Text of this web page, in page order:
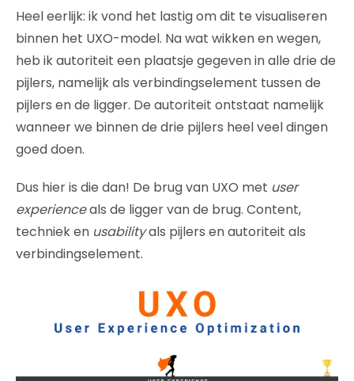
Heel eerlijk: ik vond het lastig om dit te visualiseren
binnen het UXO-model. Na wat wikken en wegen,
heb ik autoriteit een plaatsje gegeven in alle drie de
pijlers, namelijk als verbindingselement tussen de
pijlers en de ligger. De autoriteit ontstaat namelijk
wanneer we binnen de drie pijlers heel veel dingen
goed doen.
Dus hier is die dan! De brug van UXO met user
experienceals de ligger van de brug. Content,
techniek en usabilityals pijlers en autoriteit als
verbindingselement.